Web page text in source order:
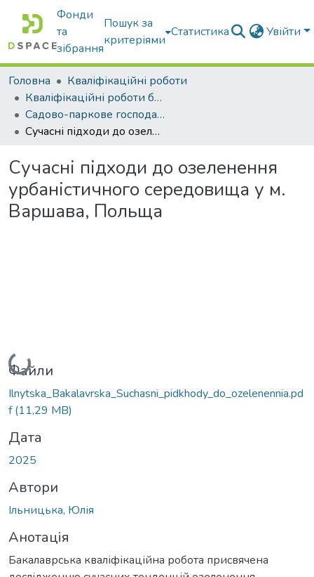
Фонди
та
зібрання
Пошук за
критеріями
Статистика Увійти
Головна
Кваліфікаційні роботи
Кваліфікаційні роботи бакалаврів
Садово-паркове господарство
Сучасні підходи до озеленення урбаністичного середовища у м. Варшава, Польща
Сучасні підходи до озеленення
урбаністичного середовища у м.
Варшава, Польща
Вантажиться...
Файли
Ilnytska_Bakalavrska_Suchasni_pidkhody_do_ozelenennia.pd
f(11,29 MB)
Дата
2025
Автори
Ільницька, Юлія
Анотація
Бакалаврська кваліфікаційна робота присвячена